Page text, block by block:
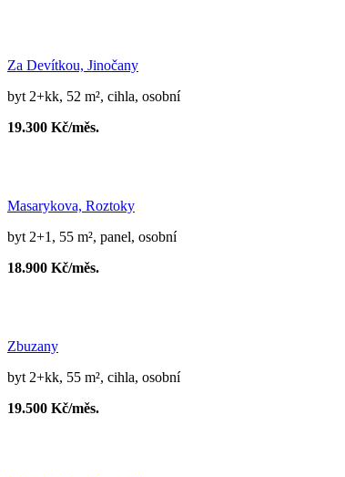
Za Devítkou, Jinočany
byt 2+kk, 52 m², cihla, osobní
19.300 Kč/měs.
Masarykova, Roztoky
byt 2+1, 55 m², panel, osobní
18.900 Kč/měs.
Zbuzany
byt 2+kk, 55 m², cihla, osobní
19.500 Kč/měs.